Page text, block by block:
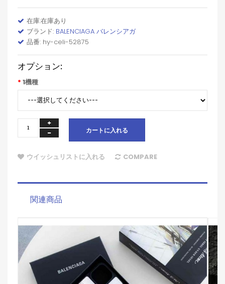
在庫:在庫あり
ブランド: BALENCIAGA バレンシアガ
品番: hy-celi-52875
オプション:
1機種
カートに入れる
ウイッシュリストに入れる COMPARE
関連商品